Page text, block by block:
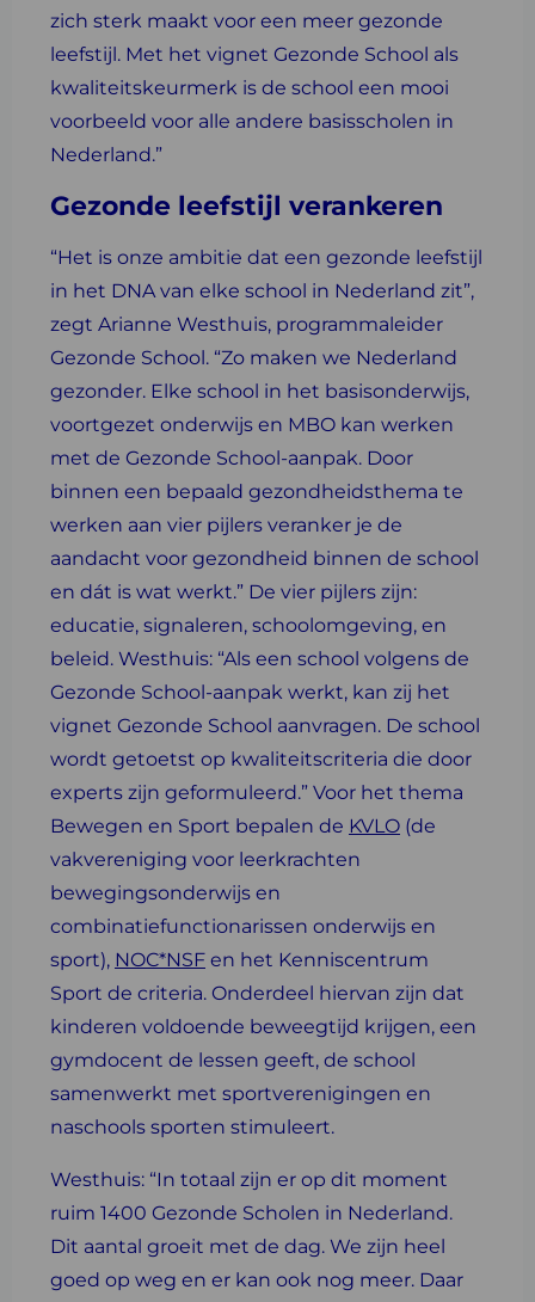
zich sterk maakt voor een meer gezonde
leefstijl. Met het vignet Gezonde School als
kwaliteitskeurmerk is de school een mooi
voorbeeld voor alle andere basisscholen in
Nederland.”
Gezonde leefstijl verankeren
“Het is onze ambitie dat een gezonde leefstijl
in het DNA van elke school in Nederland zit”,
zegt Arianne Westhuis, programmaleider
Gezonde School. “Zo maken we Nederland
gezonder. Elke school in het basisonderwijs,
voortgezet onderwijs en MBO kan werken
met de Gezonde School-aanpak. Door
binnen een bepaald gezondheidsthema te
werken aan vier pijlers veranker je de
aandacht voor gezondheid binnen de school
en dát is wat werkt.” De vier pijlers zijn:
educatie, signaleren, schoolomgeving, en
beleid. Westhuis: “Als een school volgens de
Gezonde School-aanpak werkt, kan zij het
vignet Gezonde School aanvragen. De school
wordt getoetst op kwaliteitscriteria die door
experts zijn geformuleerd.” Voor het thema
Bewegen en Sport bepalen de KVLO (de
vakvereniging voor leerkrachten
bewegingsonderwijs en
combinatiefunctionarissen onderwijs en
sport), NOC*NSF en het Kenniscentrum
Sport de criteria. Onderdeel hiervan zijn dat
kinderen voldoende beweegtijd krijgen, een
gymdocent de lessen geeft, de school
samenwerkt met sportverenigingen en
naschools sporten stimuleert.
Westhuis: “In totaal zijn er op dit moment
ruim 1400 Gezonde Scholen in Nederland.
Dit aantal groeit met de dag. We zijn heel
goed op weg en er kan ook nog meer. Daar